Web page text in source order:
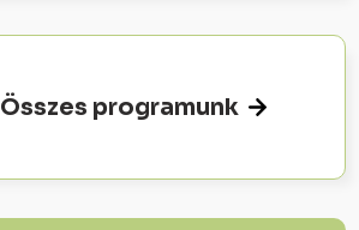
Összes programunk